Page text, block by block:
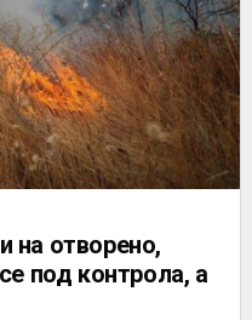
на отворено,
под контрола, а